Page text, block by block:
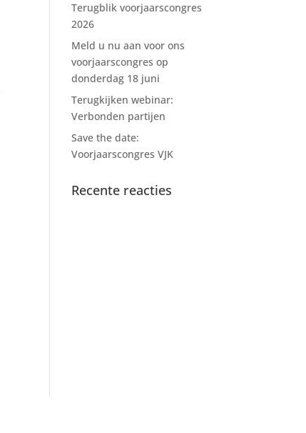
Terugblik voorjaarscongres
2026
Meld u nu aan voor ons
voorjaarscongres op
donderdag 18 juni
Terugkijken webinar:
Verbonden partijen
Save the date:
Voorjaarscongres VJK
Recente reacties